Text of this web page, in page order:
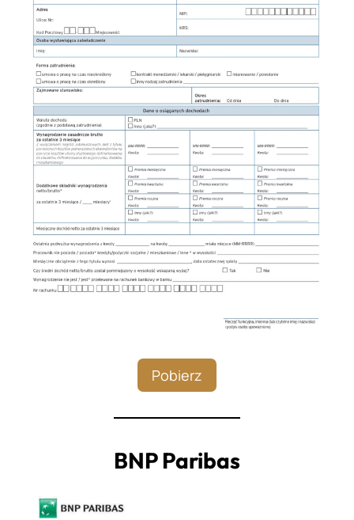
Pobierz
BNP Paribas